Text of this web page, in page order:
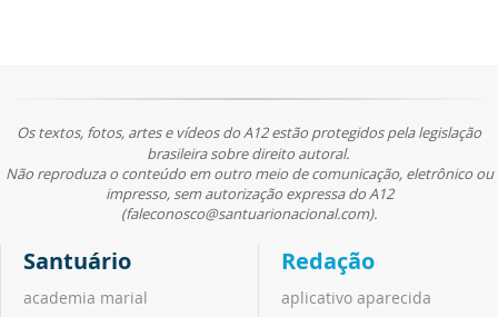
Os textos, fotos, artes e vídeos do A12 estão protegidos pela legislação
brasileira sobre direito autoral.
Não reproduza o conteúdo em outro meio de comunicação, eletrônico ou
impresso, sem autorização expressa do A12
(faleconosco@santuarionacional.com).
Santuário
academia marial
Redação
aplicativo aparecida